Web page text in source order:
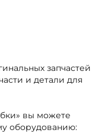
запчастей
и детали для
вы можете
оборудованию: